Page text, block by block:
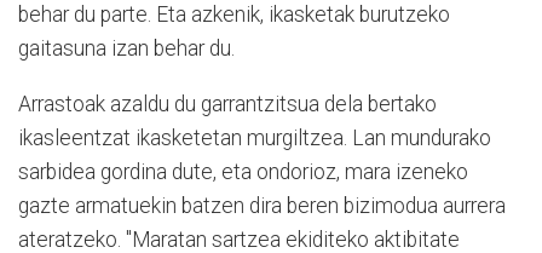
behar du parte. Eta azkenik, ikasketak burutzeko
gaitasuna izan behar du.
Arrastoak azaldu du garrantzitsua dela bertako
ikasleentzat ikasketetan murgiltzea. Lan mundurako
sarbidea gordina dute, eta ondorioz, mara izeneko
gazte armatuekin batzen dira beren bizimodua aurrera
ateratzeko. "Maratan sartzea ekiditeko aktibitate